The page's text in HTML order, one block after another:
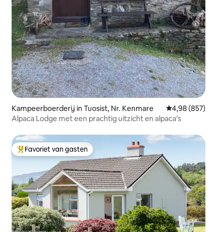
Kampeerboerderij in Tuosist, Nr. Kenmare Gemiddelde
4,98 (857)
Alpaca Lodge met een prachtig uitzicht en alpaca's
Topfavoriet van gasten
Favoriet van gasten